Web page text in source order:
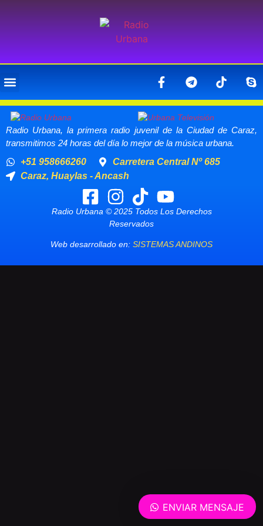
Radio Urbana, la primera radio juvenil de la Ciudad de Caraz,
transmitimos 24 horas del día lo mejor de la música urbana.
+51 958666260
Carretera Central Nº 685
Caraz, Huaylas - Ancash
Radio Urbana © 2025 Todos Los Derechos
Reservados
Web desarrollado en: SISTEMAS ANDINOS
ENVIAR MENSAJE